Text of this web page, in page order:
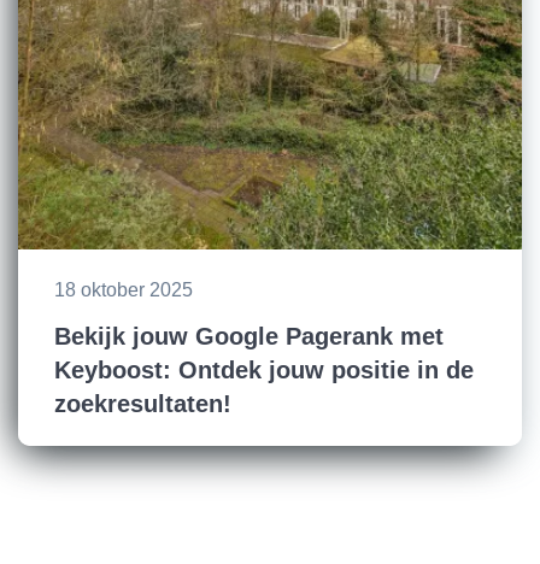
18 oktober 2025
Bekijk jouw Google Pagerank met
Keyboost: Ontdek jouw positie in de
zoekresultaten!